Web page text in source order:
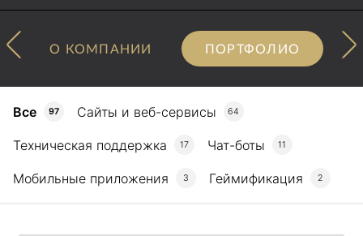
О КОМПАНИИ ПОРТФОЛИО
Все 97 Сайты и веб-сервисы 64
Техническая поддержка 17 Чат-боты 11
Мобильные приложения 3 Геймификация 2